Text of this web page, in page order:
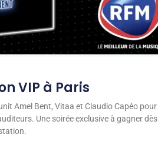
VIP à Paris
Amel Bent, Vitaa et Claudio Capéo pour
Une soirée exclusive à gagner dès